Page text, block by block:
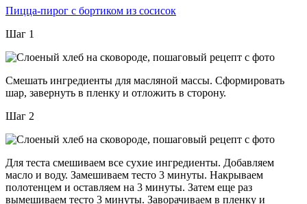
Пицца-пирог с бортиком из сосисок
Шаг 1
Смешать ингредиенты для масляной массы. Сформировать
шар, завернуть в пленку и отложить в сторону.
Шаг 2
Для теста смешиваем все сухие ингредиенты. Добавляем
масло и воду. Замешиваем тесто 3 минуты. Накрываем
полотенцем и оставляем на 3 минуты. Затем еще раз
вымешиваем тесто 3 минуты. Заворачиваем в пленку и